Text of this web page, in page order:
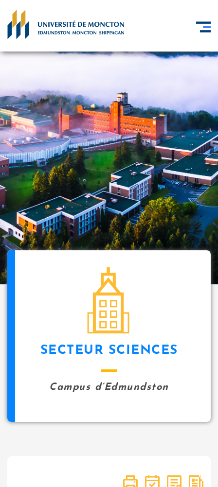
SECTEUR SCIENCES
Campus d’Edmundston